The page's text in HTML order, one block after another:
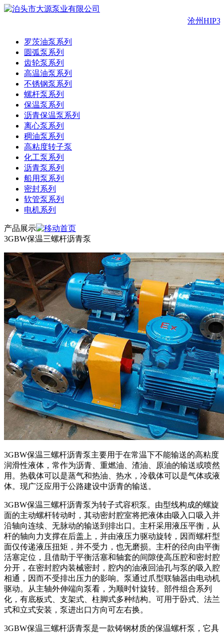
沧州
罗茨油泵系列
圆弧泵系列
齿轮泵系列
高温油泵系列
不锈钢泵系列
螺杆泵系列
保温泵系列
沥青保温泵系列
离心泵系列
稠油泵系列
高粘度转子泵
化工泵系列
沥青泵系列
船用泵系列
密封系列
软管泵系列
电机系列
产品展示
3GBW保温三螺杆沥青泵
3GBW保温三螺杆沥青泵主要用于在常温下不能输送的高粘度
润滑性液体，常作为沥青、重燃油、渣油、原油的输送或喷然
用。热载体可以是蒸气和热油、热水，冷载体可以是气体或液
体。现广泛应用于公路建设中沥青的输送。
3GBW保温三螺杆沥青泵为转子式容积泵。由型线构成的螺旋
面的主动螺杆转动时，其动密封腔室将把液体由吸入口吸入并
沿轴向连续、无脉动的输送到排出口。主杆采用液压平衡，从
杆的轴向力支撑在后盖上，并由液压力驱动旋转，因而螺杆型
面仅传递液压扭矩，并不受力，也无磨损。主杆的径向由平衡
活塞定位，且借助于平衡活塞和轴套的间隙使高压腔和密封腔
分开，在密封腔内装械密封，腔内的油液回油孔与泵的吸入腔
相通，因而不受排出压力的影响。泵通过爪型联轴器由电动机
驱动。从主轴外伸端向泵看，为顺时针旋转。部件组合系列
化，有底板式、支架式、柱脚式多种结构。可用于卧式、法兰
式和立式安装，泵进出口方向可左右换。
3GBW保温三螺杆沥青泵是一款铸钢材质的保温螺杆泵，它具